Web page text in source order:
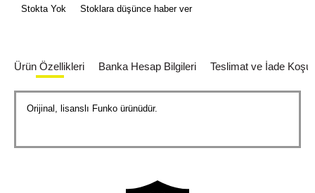
Stokta Yok Stoklara düşünce haber ver
Ürün Özellikleri Banka Hesap Bilgileri Teslimat ve İade
Orijinal, lisanslı Funko ürünüdür.